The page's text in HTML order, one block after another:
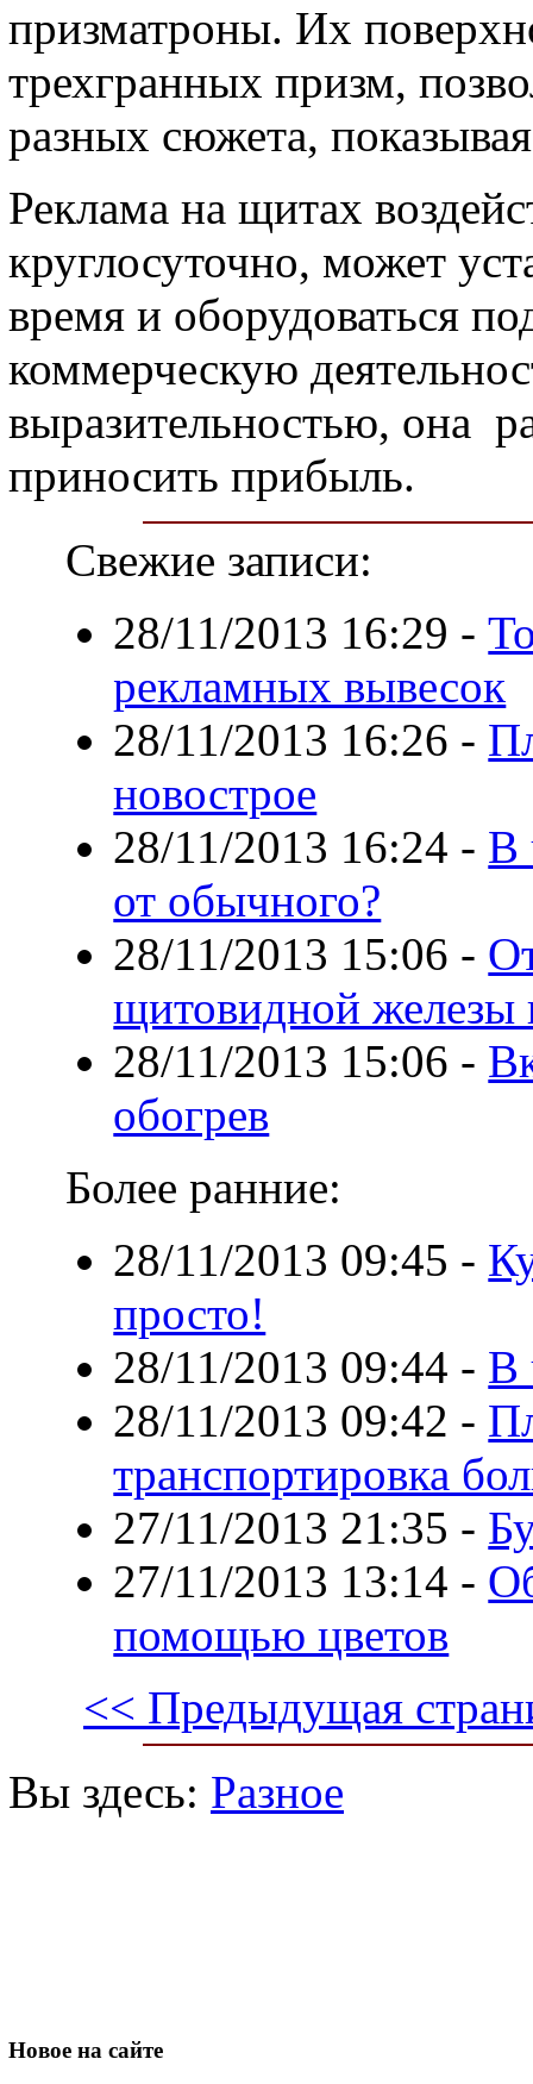
призматроны. Их
трехгранных призм,
разных сюжета,
Реклама на щитах
круглосуточно, может
время и оборудоваться
коммерческую
выразительностью, она
приносить прибыль.
Свежие записи:
28/11/2013 16:29 -
рекламных вывесок
28/11/2013 16:26 -
новострое
28/11/2013 16:24 - В
от обычного?
28/11/2013 15:06 -
щитовидной железы
28/11/2013 15:06 -
обогрев
Более ранние:
28/11/2013 09:45 -
просто!
28/11/2013 09:44 - В
28/11/2013 09:42 -
транспортировка
27/11/2013 21:35 -
27/11/2013 13:14 -
помощью цветов
<< Предыдущая
Вы здесь: Разное
Новое на сайте